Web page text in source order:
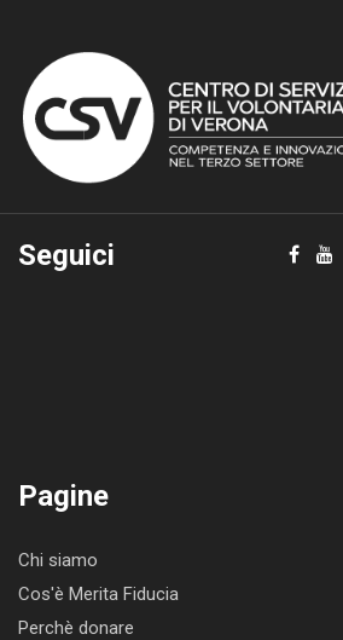
Seguici
Pagine
Chi siamo
Cos'è Merita Fiducia
Perchè donare